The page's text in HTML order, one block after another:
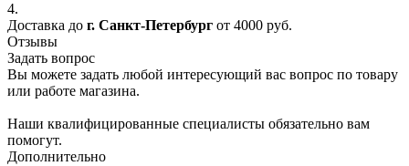
4.
Доставка до г. Санкт-Петербург от 4000 руб.
Отзывы
Задать вопрос
Вы можете задать любой интересующий вас вопрос по товару
или работе магазина.
Наши квалифицированные специалисты обязательно вам
помогут.
Дополнительно